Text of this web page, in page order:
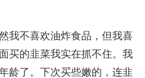
我不喜欢油炸食品，但我喜
买的韭菜我实在抓不住。我
龄了。下次买些嫩的，连韭